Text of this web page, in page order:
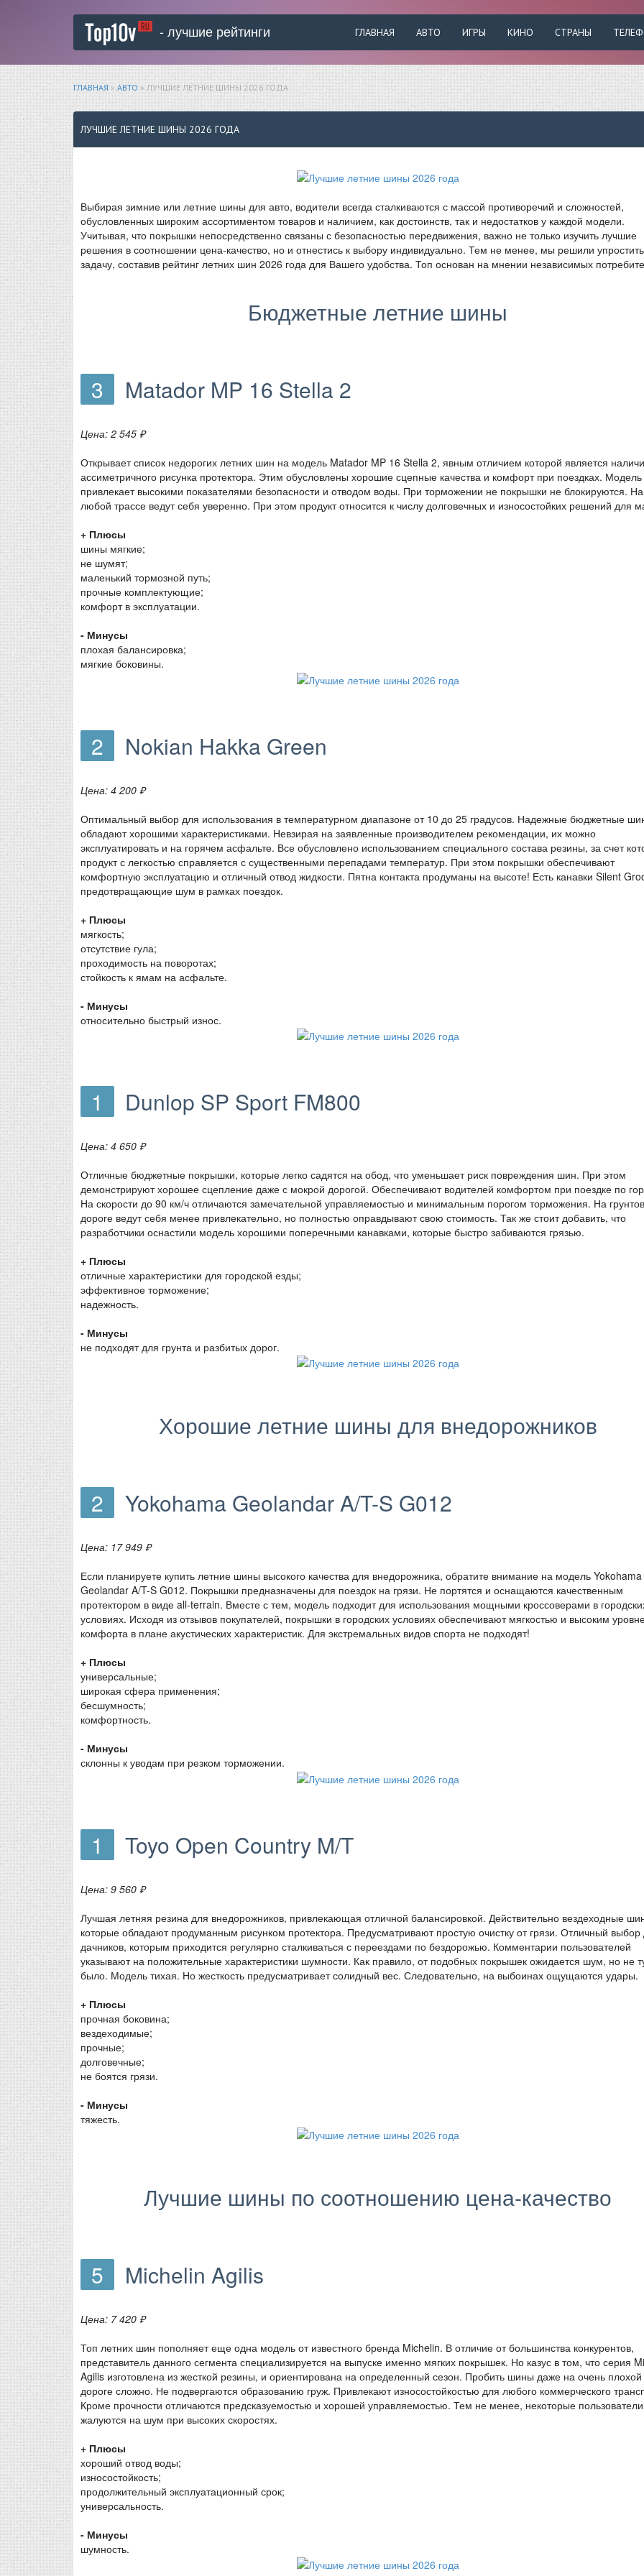
- лучшие рейтинги ГЛАВНАЯ АВТО ИГРЫ КИНО СТРАНЫ
ГЛАВНАЯ»АВТО» ЛУЧШИЕ ЛЕТНИЕ ШИНЫ 2026 ГОДА
ЛУЧШИЕ ЛЕТНИЕ ШИНЫ 2026 ГОДА
Выбирая зимние или летние шины для авто, водители всегда сталкиваются с массой противоречий и сложностей,
обусловленных широким ассортиментом товаров и наличием, как достоинств, так и недостатков у каждой модели.
Учитывая, что покрышки непосредственно связаны с безопасностью передвижения, важно не только изучить лучшие
решения в соотношении цена-качество, но и отнестись к выбору индивидуально. Тем не менее, мы решили упростить
задачу, составив рейтинг летних шин 2026 года для Вашего удобства. Топ основан на мнении независимых
Бюджетные летние шины
3 Matador MP 16 Stella 2
Цена: 2 545 ₽
Открывает список недорогих летних шин на модель Matador MP 16 Stella 2, явным отличием которой является
ассиметричного рисунка протектора. Этим обусловлены хорошие сцепные качества и комфорт при поездках. Модель
привлекает высокими показателями безопасности и отводом воды. При торможении не покрышки не блокируются. На
любой трассе ведут себя уверенно. При этом продукт относится к числу долговечных и износостойких решений для
+ Плюсы
шины мягкие;
не шумят;
маленький тормозной путь;
прочные комплектующие;
комфорт в эксплуатации.
- Минусы
плохая балансировка;
мягкие боковины.
2 Nokian Hakka Green
Цена: 4 200 ₽
Оптимальный выбор для использования в температурном диапазоне от 10 до 25 градусов. Надежные бюджетные
обладают хорошими характеристиками. Невзирая на заявленные производителем рекомендации, их можно
эксплуатировать и на горячем асфальте. Все обусловлено использованием специального состава резины, за счет
продукт с легкостью справляется с существенными перепадами температур. При этом покрышки обеспечивают
комфортную эксплуатацию и отличный отвод жидкости. Пятна контакта продуманы на высоте! Есть канавки Silent
предотвращающие шум в рамках поездок.
+ Плюсы
мягкость;
отсутствие гула;
проходимость на поворотах;
стойкость к ямам на асфальте.
- Минусы
относительно быстрый износ.
1 Dunlop SP Sport FM800
Цена: 4 650 ₽
Отличные бюджетные покрышки, которые легко садятся на обод, что уменьшает риск повреждения шин. При этом
демонстрируют хорошее сцепление даже с мокрой дорогой. Обеспечивают водителей комфортом при поездке по
На скорости до 90 км/ч отличаются замечательной управляемостью и минимальным порогом торможения. На
дороге ведут себя менее привлекательно, но полностью оправдывают свою стоимость. Так же стоит добавить, что
разработчики оснастили модель хорошими поперечными канавками, которые быстро забиваются грязью.
+ Плюсы
отличные характеристики для городской езды;
эффективное торможение;
надежность.
- Минусы
не подходят для грунта и разбитых дорог.
Хорошие летние шины для внедорожников
2 Yokohama Geolandar A/T-S G012
Цена: 17 949 ₽
Если планируете купить летние шины высокого качества для внедорожника, обратите внимание на модель Yokohama
Geolandar A/T-S G012. Покрышки предназначены для поездок на грязи. Не портятся и оснащаются качественным
протектором в виде all-terrain. Вместе с тем, модель подходит для использования мощными кроссоверами в
условиях. Исходя из отзывов покупателей, покрышки в городских условиях обеспечивают мягкостью и высоким
комфорта в плане акустических характеристик. Для экстремальных видов спорта не подходят!
+ Плюсы
универсальные;
широкая сфера применения;
бесшумность;
комфортность.
- Минусы
склонны к уводам при резком торможении.
1 Toyo Open Country M/T
Цена: 9 560 ₽
Лучшая летняя резина для внедорожников, привлекающая отличной балансировкой. Действительно вездеходные
которые обладают продуманным рисунком протектора. Предусматривают простую очистку от грязи. Отличный выбор
дачников, которым приходится регулярно сталкиваться с переездами по бездорожью. Комментарии пользователей
указывают на положительные характеристики шумности. Как правило, от подобных покрышек ожидается шум, но не
было. Модель тихая. Но жесткость предусматривает солидный вес. Следовательно, на выбоинах ощущаются удары.
+ Плюсы
прочная боковина;
вездеходимые;
прочные;
долговечные;
не боятся грязи.
- Минусы
тяжесть.
Лучшие шины по соотношению цена-качество
5 Michelin Agilis
Цена: 7 420 ₽
Топ летних шин пополняет еще одна модель от известного бренда Michelin. В отличие от большинства конкурентов,
представитель данного сегмента специализируется на выпуске именно мягких покрышек. Но казус в том, что серия
Agilis изготовлена из жесткой резины, и ориентирована на определенный сезон. Пробить шины даже на очень плохой
дороге сложно. Не подвергаются образованию груж. Привлекают износостойкостью для любого коммерческого
Кроме прочности отличаются предсказуемостью и хорошей управляемостью. Тем не менее, некоторые пользователи
жалуются на шум при высоких скоростях.
+ Плюсы
хороший отвод воды;
износостойкость;
продолжительный эксплуатационный срок;
универсальность.
- Минусы
шумность.